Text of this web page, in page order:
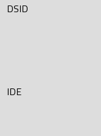
DSID
IDE